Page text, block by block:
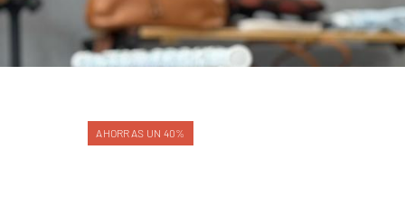
AHORRAS UN 40%